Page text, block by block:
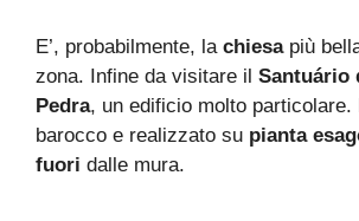
E’, probabilmente, lachiesapiù
zona. Infine da visitare il Santuário
Pedra, un edificio molto particolare.
barocco e realizzato su pianta
fuori dalle mura.